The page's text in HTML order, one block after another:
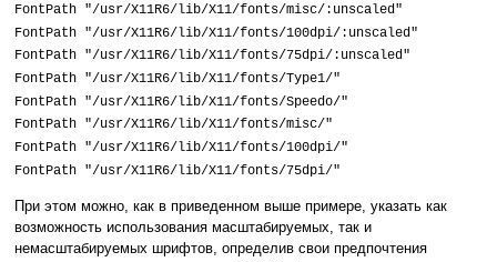
FontPath "/usr/X11R6/lib/X11/fonts/misc/:unscaled"
FontPath "/usr/X11R6/lib/X11/fonts/100dpi/:unscaled"
FontPath "/usr/X11R6/lib/X11/fonts/75dpi/:unscaled"
FontPath "/usr/X11R6/lib/X11/fonts/Type1/"
FontPath "/usr/X11R6/lib/X11/fonts/Speedo/"
FontPath "/usr/X11R6/lib/X11/fonts/misc/"
FontPath "/usr/X11R6/lib/X11/fonts/100dpi/"
FontPath "/usr/X11R6/lib/X11/fonts/75dpi/"
При этом можно, как в приведенном выше примере, указать как
возможность использования масштабируемых, так и
немасштабируемых шрифтов, определив свои предпочтения